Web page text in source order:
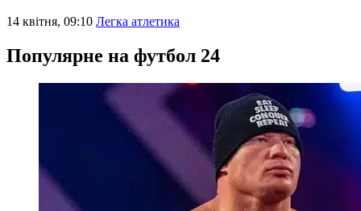
14 квітня, 09:10 Легка атлетика
Популярне на футбол 24